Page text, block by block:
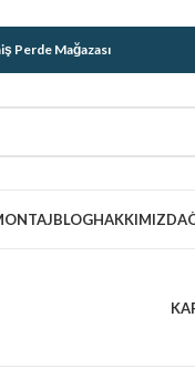
Perde Mağazası
BLOGHAKKIMIZDA